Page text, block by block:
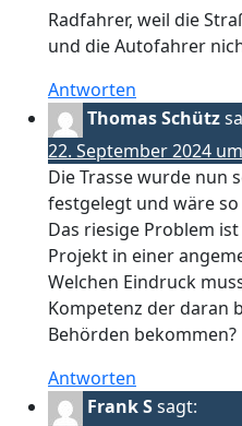
Radfahrer, weil die
und die Autofahrer
Antworten
Thomas Schütz
22. September 2024
Die Trasse wurde nun
festgelegt und wäre
Das riesige Problem
Projekt in einer
Welchen Eindruck
Kompetenz der daran
Behörden bekommen?
Antworten
Frank Ssagt: